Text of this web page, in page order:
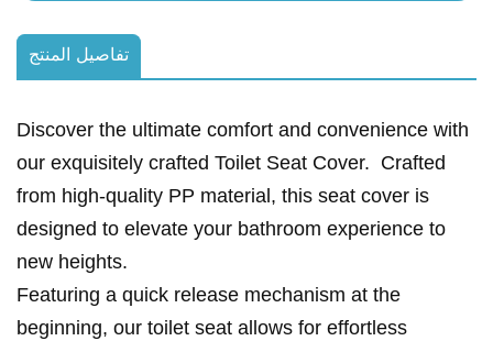
تفاصيل المنتج
Discover the ultimate comfort and convenience with
our exquisitely crafted Toilet Seat Cover. Crafted
from high-quality PP material, this seat cover is
designed to elevate your bathroom experience to
new heights.
Featuring a quick release mechanism at the
beginning, our toilet seat allows for effortless